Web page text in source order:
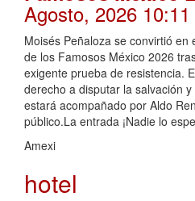
Agosto, 2026 10:11
Moisés Peñaloza se convirtió en
de los Famosos México 2026
exigente prueba de resistencia.
derecho a disputar la salvación
estará acompañado por Aldo
público.La entrada ¡Nadie lo
Amexi
hotel